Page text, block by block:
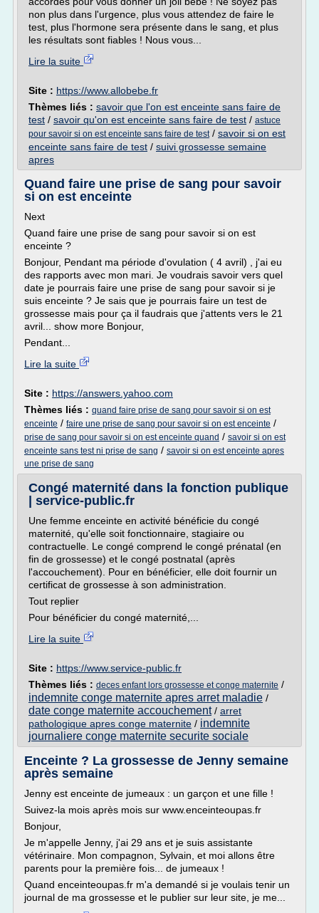
non plus dans l'urgence, plus vous attendez de faire le
test, plus l'hormone sera présente dans le sang, et plus
les résultats sont fiables ! Nous vous...
Lire la suite
Site : https://www.allobebe.fr
Thèmes liés : savoir que l'on est enceinte sans faire de
test / savoir qu'on est enceinte sans faire de test / astuce
pour savoir si on est enceinte sans faire de test/ savoir si on est
enceinte sans faire de test / suivi grossesse semaine
apres
Quand faire une prise de sang pour savoir
si on est enceinte
Next
Quand faire une prise de sang pour savoir si on est
enceinte ?
Bonjour, Pendant ma période d'ovulation ( 4 avril) , j'ai eu
des rapports avec mon mari. Je voudrais savoir vers quel
date je pourrais faire une prise de sang pour savoir si je
suis enceinte ? Je sais que je pourrais faire un test de
grossesse mais pour ça il faudrais que j'attents vers le 21
avril... show more Bonjour,
Pendant...
Lire la suite
Site : https://answers.yahoo.com
Thèmes liés : quand faire prise de sang pour savoir si on est
enceinte / faire une prise de sang pour savoir si on est enceinte /
prise de sang pour savoir si on est enceinte quand / savoir si on est
enceinte sans test ni prise de sang / savoir si on est enceinte apres
une prise de sang
Congé maternité dans la fonction publique
| service-public.fr
Une femme enceinte en activité bénéficie du congé
maternité, qu'elle soit fonctionnaire, stagiaire ou
contractuelle. Le congé comprend le congé prénatal (en
fin de grossesse) et le congé postnatal (après
l'accouchement). Pour en bénéficier, elle doit fournir un
certificat de grossesse à son administration.
Tout replier
Pour bénéficier du congé maternité,...
Lire la suite
Site : https://www.service-public.fr
Thèmes liés : deces enfant lors grossesse et conge maternite /
indemnite conge maternite apres arret maladie /
date conge maternite accouchement/ arret
pathologique apres conge maternite / indemnite
journaliere conge maternite securite sociale
Enceinte ? La grossesse de Jenny semaine
après semaine
Jenny est enceinte de jumeaux : un garçon et une fille !
Suivez-la mois après mois sur www.enceinteoupas.fr
Bonjour,
Je m'appelle Jenny, j'ai 29 ans et je suis assistante
vétérinaire. Mon compagnon, Sylvain, et moi allons être
parents pour la première fois... de jumeaux !
Quand enceinteoupas.fr m'a demandé si je voulais tenir un
journal de ma grossesse et le publier sur leur site, je me...